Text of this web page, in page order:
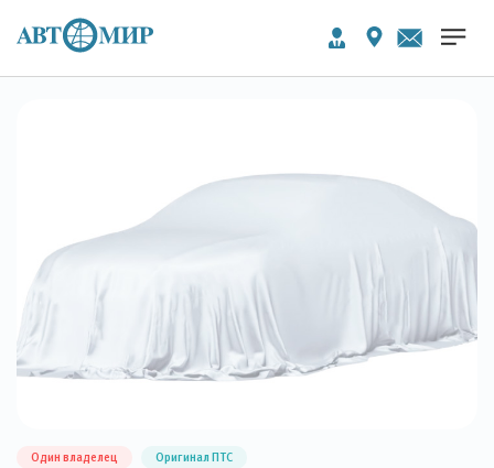
Один владелец Оригинал ПТС